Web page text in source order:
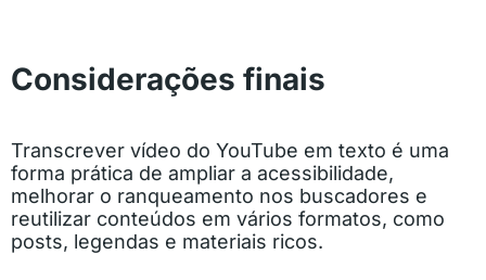
Considerações finais
Transcrever vídeo do YouTube em texto é uma
forma prática de ampliar a acessibilidade,
melhorar o ranqueamento nos buscadores e
reutilizar conteúdos em vários formatos, como
posts, legendas e materiais ricos.